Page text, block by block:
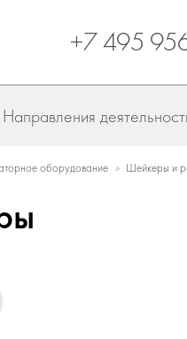
+7 495
Направления
оборудование » Шейкеры и